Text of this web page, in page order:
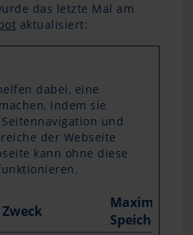
das letzte Mal am
aktualisiert:
dabei, eine
indem sie
und
der Webseite
kann ohne diese
Zweck
Maximale